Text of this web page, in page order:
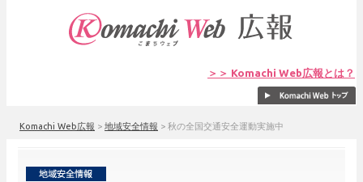
＞＞ Komachi Web広報とは？
Komachi Web広報 > 地域安全情報 > 秋の全国交通安全運動実施中